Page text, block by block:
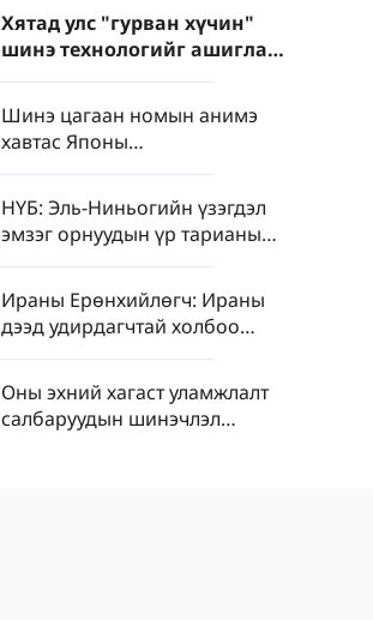
Хятад улс "гурван хүчин"
шинэ технологийг ашиглан
нэвтрэн тархахаас
сэргийлэхийг уриалав
Шинэ цагаан номын анимэ
хавтас Японы
"цэрэгжүүлэлтийг дахин
эрчимжүүлэх" шуналыг нууж
чадахгүй
НҮБ: Эль-Ниньогийн үзэгдэл
эмзэг орнуудын үр тарианы
асуудлыг улам даамжруулж
болзошгүй
Ираны Ерөнхийлөгч: Ираны
дээд удирдагчтай холбоо
барихад "маш хүндрэлтэй"
байна
Оны эхний хагаст уламжлалт
салбаруудын шинэчлэл